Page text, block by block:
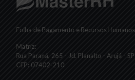
Folha de Pagamento e Recursos Humanos
Matriz:
Rua Paraná, 265 - Jd. Planalto - Arujá - SP
CEP: 07402-210